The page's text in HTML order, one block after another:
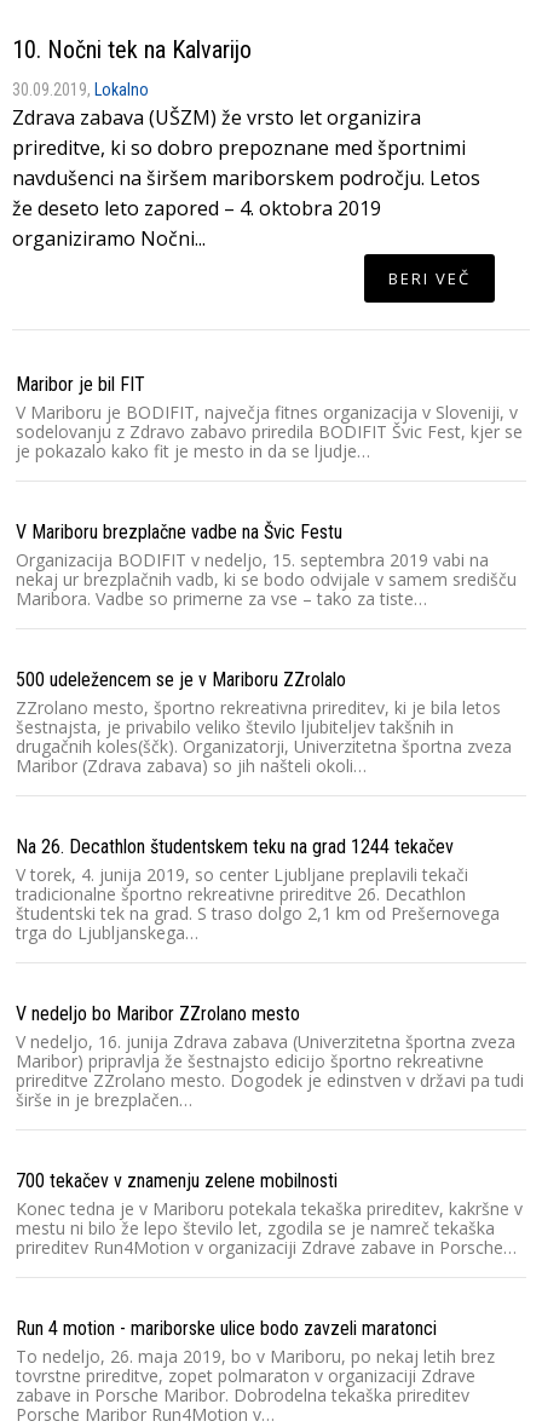
10. Nočni tek na Kalvarijo
30.09.2019, Lokalno
Zdrava zabava (UŠZM) že vrsto let organizira
prireditve, ki so dobro prepoznane med športnimi
navdušenci na širšem mariborskem področju. Letos
že deseto leto zapored – 4. oktobra 2019
organiziramo Nočni...
BERI VEČ
Maribor je bil FIT
V Mariboru je BODIFIT, največja fitnes organizacija v Sloveniji, v
sodelovanju z Zdravo zabavo priredila BODIFIT Švic Fest, kjer se
je pokazalo kako fit je mesto in da se ljudje…
V Mariboru brezplačne vadbe na Švic Festu
Organizacija BODIFIT v nedeljo, 15. septembra 2019 vabi na
nekaj ur brezplačnih vadb, ki se bodo odvijale v samem središču
Maribora. Vadbe so primerne za vse – tako za tiste…
500 udeležencem se je v Mariboru ZZrolalo
ZZrolano mesto, športno rekreativna prireditev, ki je bila letos
šestnajsta, je privabilo veliko število ljubiteljev takšnih in
drugačnih koles(ščk). Organizatorji, Univerzitetna športna zveza
Maribor (Zdrava zabava) so jih našteli okoli…
Na 26. Decathlon študentskem teku na grad 1244 tekačev
V torek, 4. junija 2019, so center Ljubljane preplavili tekači
tradicionalne športno rekreativne prireditve 26. Decathlon
študentski tek na grad. S traso dolgo 2,1 km od Prešernovega
trga do Ljubljanskega…
V nedeljo bo Maribor ZZrolano mesto
V nedeljo, 16. junija Zdrava zabava (Univerzitetna športna zveza
Maribor) pripravlja že šestnajsto edicijo športno rekreativne
prireditve ZZrolano mesto. Dogodek je edinstven v državi pa tudi
širše in je brezplačen…
700 tekačev v znamenju zelene mobilnosti
Konec tedna je v Mariboru potekala tekaška prireditev, kakršne v
mestu ni bilo že lepo število let, zgodila se je namreč tekaška
prireditev Run4Motion v organizaciji Zdrave zabave in Porsche…
Run 4 motion - mariborske ulice bodo zavzeli maratonci
To nedeljo, 26. maja 2019, bo v Mariboru, po nekaj letih brez
tovrstne prireditve, zopet polmaraton v organizaciji Zdrave
zabave in Porsche Maribor. Dobrodelna tekaška prireditev
Porsche Maribor Run4Motion v…